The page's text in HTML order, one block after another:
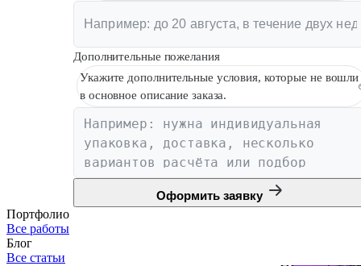
Дополнительные пожелания
Укажите дополнительные условия, которые не вошли
в основное описание заказа.
Оформить заявку
Портфолио
Все работы
Блог
Все статьи